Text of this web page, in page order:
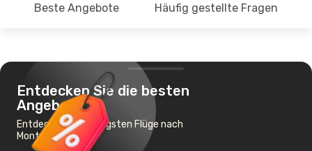
Beste Angebote Häufig gestellte Fragen
Entdecken Sie die besten
Angebote
Entdecke die günstigsten Flüge nach
Mont-Joli